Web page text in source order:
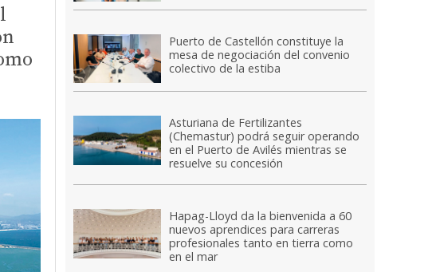
Puerto de Castellón constituye la
mesa de negociación del convenio
colectivo de la estiba
Asturiana de Fertilizantes
(Chemastur) podrá seguir operando
en el Puerto de Avilés mientras se
resuelve su concesión
Hapag-Lloyd da la bienvenida a 60
nuevos aprendices para carreras
profesionales tanto en tierra como
en el mar